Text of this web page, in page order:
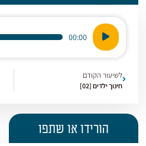
נגן
אודיו
00:00
לשיעור הקודם
חינוך ילדים [02]
הורידו או שתפו